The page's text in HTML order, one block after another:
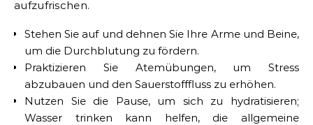
aufzufrischen.
Stehen Sie auf und dehnen Sie Ihre Arme und Beine,
um die Durchblutung zu fördern.
Praktizieren Sie Atemübungen, um Stress
abzubauen und den Sauerstofffluss zu erhöhen.
Nutzen Sie die Pause, um sich zu hydratisieren;
Wasser trinken kann helfen, die allgemeine